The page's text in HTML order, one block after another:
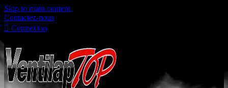
Skip to main content
Contactez-nous
 Connexion